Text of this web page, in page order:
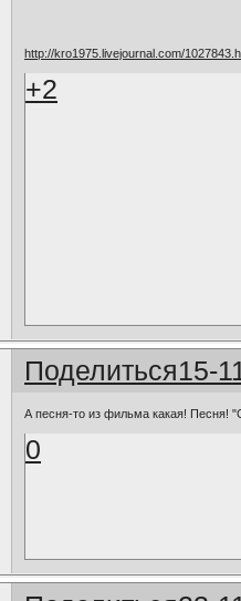
http://kro1975.livejournal.com/
+2
Поделиться15-
А песня-то из фильма какая! Песня!
0